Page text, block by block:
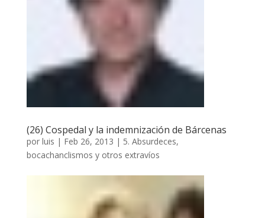
(26) Cospedal y la indemnización de Bárcenas
por luis | Feb 26, 2013 | 5. Absurdeces,
bocachanclismos y otros extravíos